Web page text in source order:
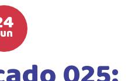
2026